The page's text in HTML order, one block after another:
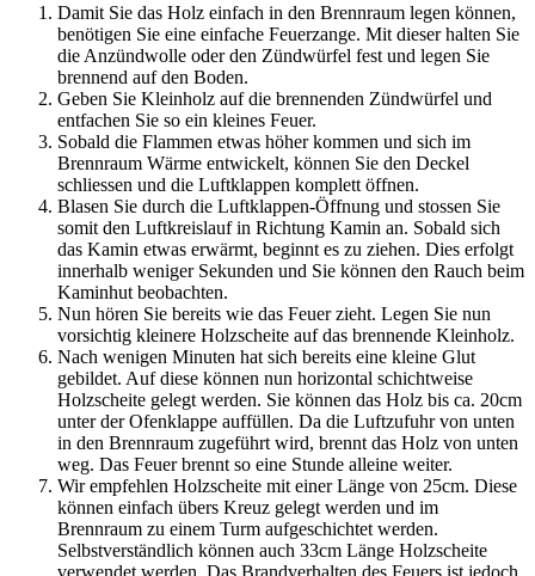
Damit Sie das Holz einfach in den Brennraum legen können,
benötigen Sie eine einfache Feuerzange. Mit dieser halten Sie
die Anzündwolle oder den Zündwürfel fest und legen Sie
brennend auf den Boden.
Geben Sie Kleinholz auf die brennenden Zündwürfel und
entfachen Sie so ein kleines Feuer.
Sobald die Flammen etwas höher kommen und sich im
Brennraum Wärme entwickelt, können Sie den Deckel
schliessen und die Luftklappen komplett öffnen.
Blasen Sie durch die Luftklappen-Öffnung und stossen Sie
somit den Luftkreislauf in Richtung Kamin an. Sobald sich
das Kamin etwas erwärmt, beginnt es zu ziehen. Dies erfolgt
innerhalb weniger Sekunden und Sie können den Rauch beim
Kaminhut beobachten.
Nun hören Sie bereits wie das Feuer zieht. Legen Sie nun
vorsichtig kleinere Holzscheite auf das brennende Kleinholz.
Nach wenigen Minuten hat sich bereits eine kleine Glut
gebildet. Auf diese können nun horizontal schichtweise
Holzscheite gelegt werden. Sie können das Holz bis ca. 20cm
unter der Ofenklappe auffüllen. Da die Luftzufuhr von unten
in den Brennraum zugeführt wird, brennt das Holz von unten
weg. Das Feuer brennt so eine Stunde alleine weiter.
Wir empfehlen Holzscheite mit einer Länge von 25cm. Diese
können einfach übers Kreuz gelegt werden und im
Brennraum zu einem Turm aufgeschichtet werden.
Selbstverständlich können auch 33cm Länge Holzscheite
verwendet werden. Das Brandverhalten des Feuers ist jedoch